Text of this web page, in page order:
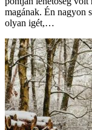
magának. Én nagyon
olyan igét,…